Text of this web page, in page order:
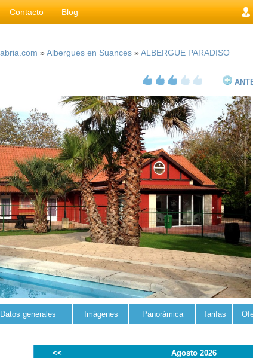
Contacto Blog
»Albergues en Suances »ALBERGUE PARADISO
Datos generales Imágenes Panorámica Tarifas
<< Agosto 2026